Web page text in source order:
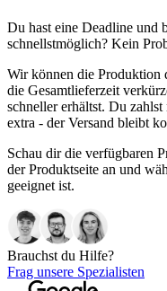
Du hast eine Deadline und
schnellstmöglich? Kein
Wir können die Produktion
die Gesamtlieferzeit
schneller erhältst. Du
extra - der Versand bleibt
Schau dir die verfügbaren
der Produktseite an und
geeignet ist.
Brauchst du Hilfe?
Frag unsere Spezialisten